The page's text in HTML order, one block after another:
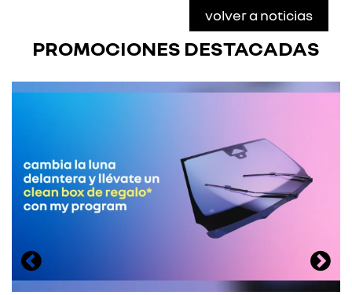
volver a noticias
PROMOCIONES DESTACADAS